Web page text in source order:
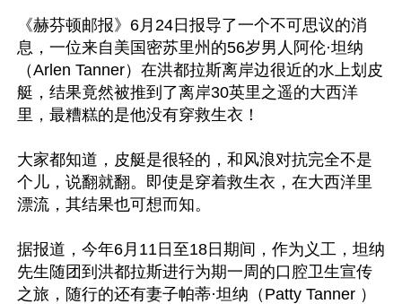
《赫芬顿邮报》6月24日报导了一个不可思议的消
息，一位来自美国密苏里州的56岁男人阿伦·坦纳
（Arlen Tanner）在洪都拉斯离岸边很近的水上划皮
艇，结果竟然被推到了离岸30英里之遥的大西洋
里，最糟糕的是他没有穿救生衣！
大家都知道，皮艇是很轻的，和风浪对抗完全不是
个儿，说翻就翻。即使是穿着救生衣，在大西洋里
漂流，其结果也可想而知。
据报道，今年6月11日至18日期间，作为义工，坦纳
先生随团到洪都拉斯进行为期一周的口腔卫生宣传
之旅，随行的还有妻子帕蒂·坦纳（Patty Tanner ）